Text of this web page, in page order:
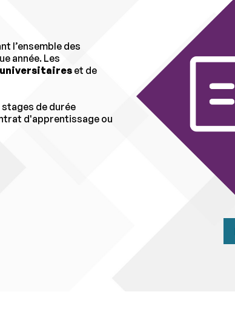
l’ensemble des
année. Les
et de
de durée
d'apprentissage ou